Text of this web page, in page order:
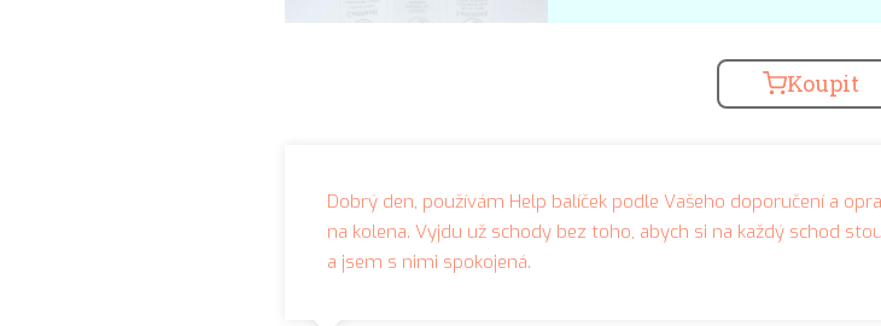
Koupit
Dobrý den, používám Help balíček podle Vašeho doporučení a
na kolena. Vyjdu už schody bez toho, abych si na každý schod
a jsem s nimi spokojená.